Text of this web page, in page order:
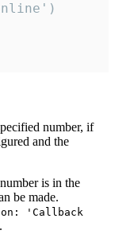
number, if
and the
is in the
be made.
'Callback